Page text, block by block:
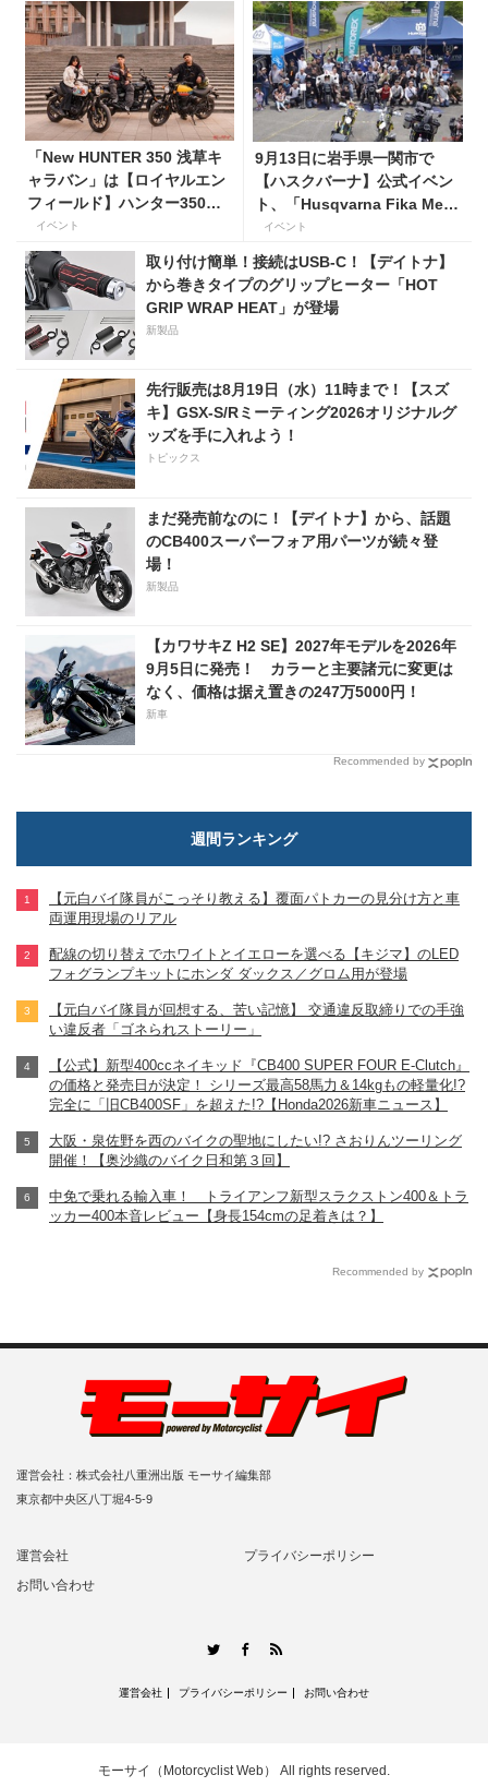
「New HUNTER 350 浅草キ
ャラバン」は【ロイヤルエン
フィールド】ハンター350の
新色に試乗できるチャンス！
イベント
9月13日に岩手県一関市で
【ハスクバーナ】公式イベン
ト、「Husqvarna Fika Meet
in 一関」を開催
イベント
取り付け簡単！接続はUSB-C！【デイトナ】
から巻きタイプのグリップヒーター「HOT
GRIP WRAP HEAT」が登場
新製品
先行販売は8月19日（水）11時まで！【スズ
キ】GSX-S/Rミーティング2026オリジナルグ
ッズを手に入れよう！
トピックス
まだ発売前なのに！【デイトナ】から、話題
のCB400スーパーフォア用パーツが続々登
場！
新製品
【カワサキZ H2 SE】2027年モデルを2026年
9月5日に発売！ カラーと主要諸元に変更は
なく、価格は据え置きの247万5000円！
新車
Recommended by
週間ランキング
【元白バイ隊員がこっそり教える】覆面パトカーの見分け方と車
両運用現場のリアル
配線の切り替えでホワイトとイエローを選べる【キジマ】のLED
フォグランプキットにホンダ ダックス／グロム用が登場
【元白バイ隊員が回想する、苦い記憶】 交通違反取締りでの手強
い違反者「ゴネられストーリー」
【公式】新型400ccネイキッド『CB400 SUPER FOUR E-Clutch』
の価格と発売日が決定！ シリーズ最高58馬力＆14kgもの軽量化!?
完全に「旧CB400SF」を超えた!?【Honda2026新車ニュース】
大阪・泉佐野を西のバイクの聖地にしたい!? さおりんツーリング
開催！【奥沙織のバイク日和第３回】
中免で乗れる輸入車！ トライアンフ新型スラクストン400＆トラ
ッカー400本音レビュー【身長154cmの足着きは？】
Recommended by
運営会社：株式会社八重洲出版 モーサイ編集部
東京都中央区八丁堀4-5-9
運営会社
プライバシーポリシー
お問い合わせ
TwitterFacebook
運営会社 プライバシーポリシー お問い合わせ
モーサイ（Motorcyclist Web） All rights reserved.